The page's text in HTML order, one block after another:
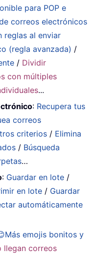
para POP e
correos electrónicos
reglas al enviar
(regla avanzada) /
/ Dividir
con múltiples
...
: Recupera tus
correos
criterios / Elimina
/ Búsqueda
…
: Guardar en lote /
en lote / Guardar
automáticamente
emojis bonitos y
llegan correos